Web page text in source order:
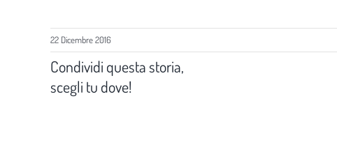
22 Dicembre 2016
Condividi questa storia,
scegli tu dove!